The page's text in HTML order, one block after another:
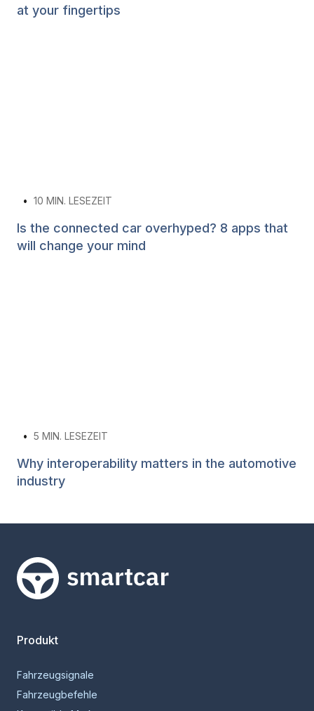
at your fingertips
• 10 MIN. LESEZEIT
Is the connected car overhyped? 8 apps that
will change your mind
• 5 MIN. LESEZEIT
Why interoperability matters in the automotive
industry
Produkt
Fahrzeugsignale
Fahrzeugbefehle